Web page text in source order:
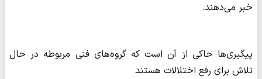
خبر می‌دهند.
پیگیری‌ها حاکی از آن است که گروه‌های فنی مربوطه در حال
تلاش برای رفع اختلالات هستند